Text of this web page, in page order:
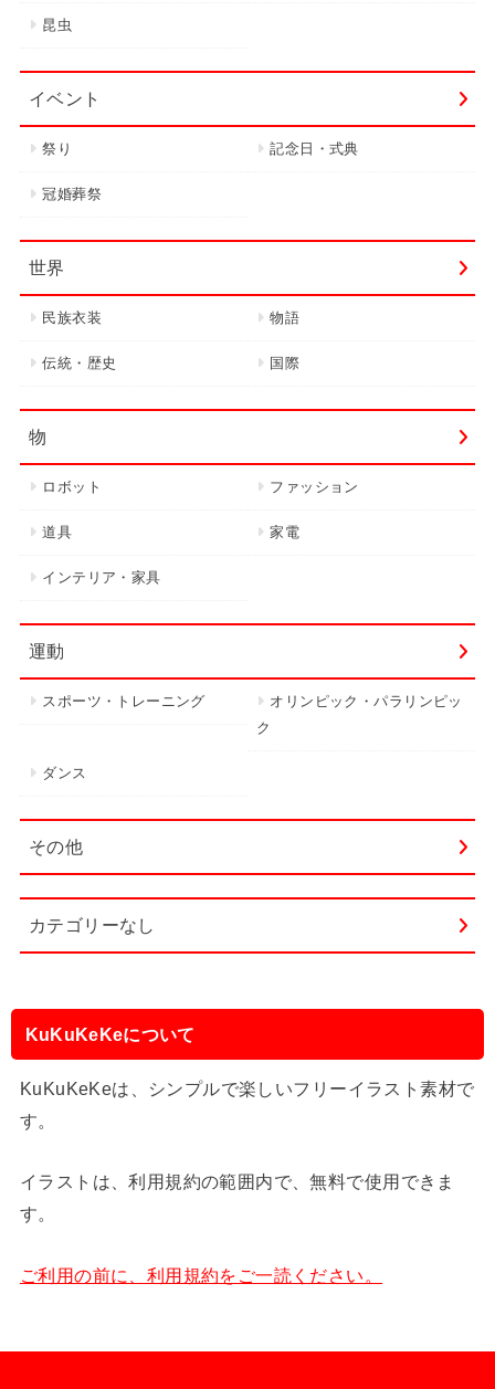
昆虫
イベント
祭り 記念日・式典
冠婚葬祭
世界
民族衣装 物語
伝統・歴史 国際
物
ロボット ファッション
道具 家電
インテリア・家具
運動
スポーツ・トレーニング
オリンピック・パラリンピッ
ク
ダンス
その他
カテゴリーなし
KuKuKeKeについて
KuKuKeKeは、シンプルで楽しいフリーイラスト素材で
す。
イラストは、利用規約の範囲内で、無料で使用できま
す。
ご利用の前に、利用規約をご一読ください。